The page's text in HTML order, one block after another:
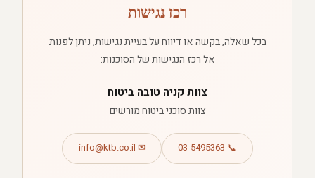
רכז נגישות
בכל שאלה, בקשה או דיווח על בעיית נגישות, ניתן לפנות
אל רכז הנגישות של הסוכנות:
צוות קניה טובה ביטוח
צוות סוכני ביטוח מורשים
📞 03-5495363
✉ info@ktb.co.il